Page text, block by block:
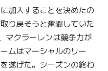
加入することを決めたの
り戻そうと奮闘していた
マクラーレンは競争力が
ムはマーシャルのリー
遂げた。シーズンの終わ